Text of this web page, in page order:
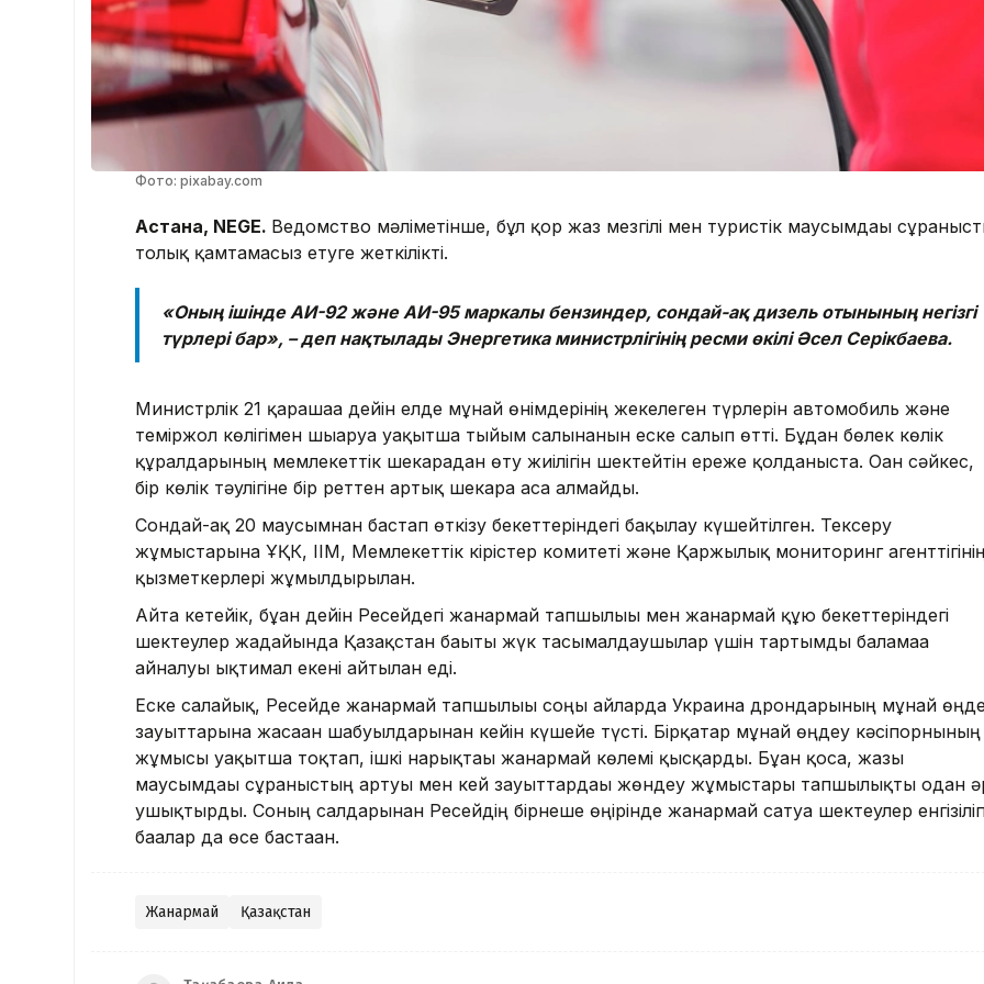
Фото: pixabay.com
Астана, NEGE. Ведомство мәліметінше, бұл қор жаз мезгілі мен туристік маусымдағы
толық қамтамасыз етуге жеткілікті.
«Оның ішінде АИ-92 және АИ-95 маркалы бензиндер, сондай-ақ дизель отынының негізгі
түрлері бар», – деп нақтылады Энергетика министрлігінің ресми өкілі Әсел Серікбаева.
Министрлік 21 қарашаға дейін елде мұнай өнімдерінің жекелеген түрлерін автомобиль және
теміржол көлігімен шығаруға уақытша тыйым салынғанын еске салып өтті. Бұдан бөлек көлік
құралдарының мемлекеттік шекарадан өту жиілігін шектейтін ереже қолданыста. Оған сәйкес,
бір көлік тәулігіне бір реттен артық шекара аса алмайды.
Сондай-ақ 20 маусымнан бастап өткізу бекеттеріндегі бақылау күшейтілген. Тексеру
жұмыстарына ҰҚК, ІІМ, Мемлекеттік кірістер комитеті және Қаржылық мониторинг
қызметкерлері жұмылдырылған.
Айта кетейік, бұған дейін Ресейдегі жанармай тапшылығы мен жанармай құю бекеттеріндегі
шектеулер жағдайында Қазақстан бағыты жүк тасымалдаушылар үшін тартымды баламаға
айналуы ықтимал екені айтылған еді.
Еске салайық, Ресейде жанармай тапшылығы соңғы айларда Украина дрондарының мұнай
зауыттарына жасаған шабуылдарынан кейін күшейе түсті. Бірқатар мұнай өңдеу кәсіпорнының
жұмысы уақытша тоқтап, ішкі нарықтағы жанармай көлемі қысқарды. Бұған қоса, жазғы
маусымдағы сұраныстың артуы мен кей зауыттардағы жөндеу жұмыстары тапшылықты одан
ушықтырды. Соның салдарынан Ресейдің бірнеше өңірінде жанармай сатуға шектеулер
бағалар да өсе бастаған.
Жанармай Қазақстан